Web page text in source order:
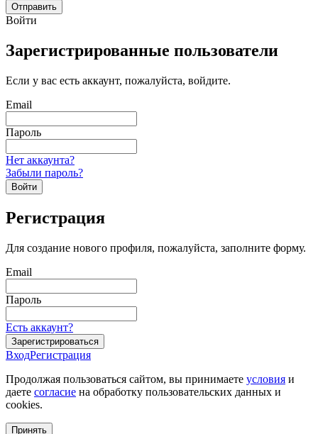
Отправить
Войти
Зарегистрированные пользователи
Если у вас есть аккаунт, пожалуйста, войдите.
Email
Пароль
Нет аккаунта?
Забыли пароль?
Войти
Регистрация
Для создание нового профиля, пожалуйста, заполните форму.
Email
Пароль
Есть аккаунт?
Зарегистрироваться
ВходРегистрация
Продолжая пользоваться сайтом, вы принимаете условия и
даете согласие на обработку пользовательских данных и
cookies.
Принять